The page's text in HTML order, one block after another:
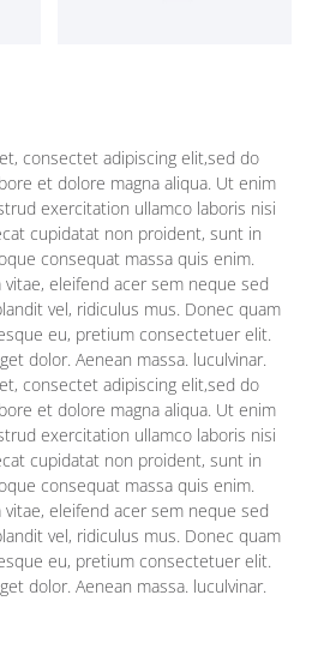
consectet adipiscing elit,sed do
et dolore magna aliqua. Ut enim
exercitation ullamco laboris nisi
cupidatat non proident, sunt in
consequat massa quis enim.
eleifend acer sem neque sed
vel, ridiculus mus. Donec quam
eu, pretium consectetuer elit.
dolor. Aenean massa. luculvinar.
consectet adipiscing elit,sed do
et dolore magna aliqua. Ut enim
exercitation ullamco laboris nisi
cupidatat non proident, sunt in
consequat massa quis enim.
eleifend acer sem neque sed
vel, ridiculus mus. Donec quam
eu, pretium consectetuer elit.
dolor. Aenean massa. luculvinar.